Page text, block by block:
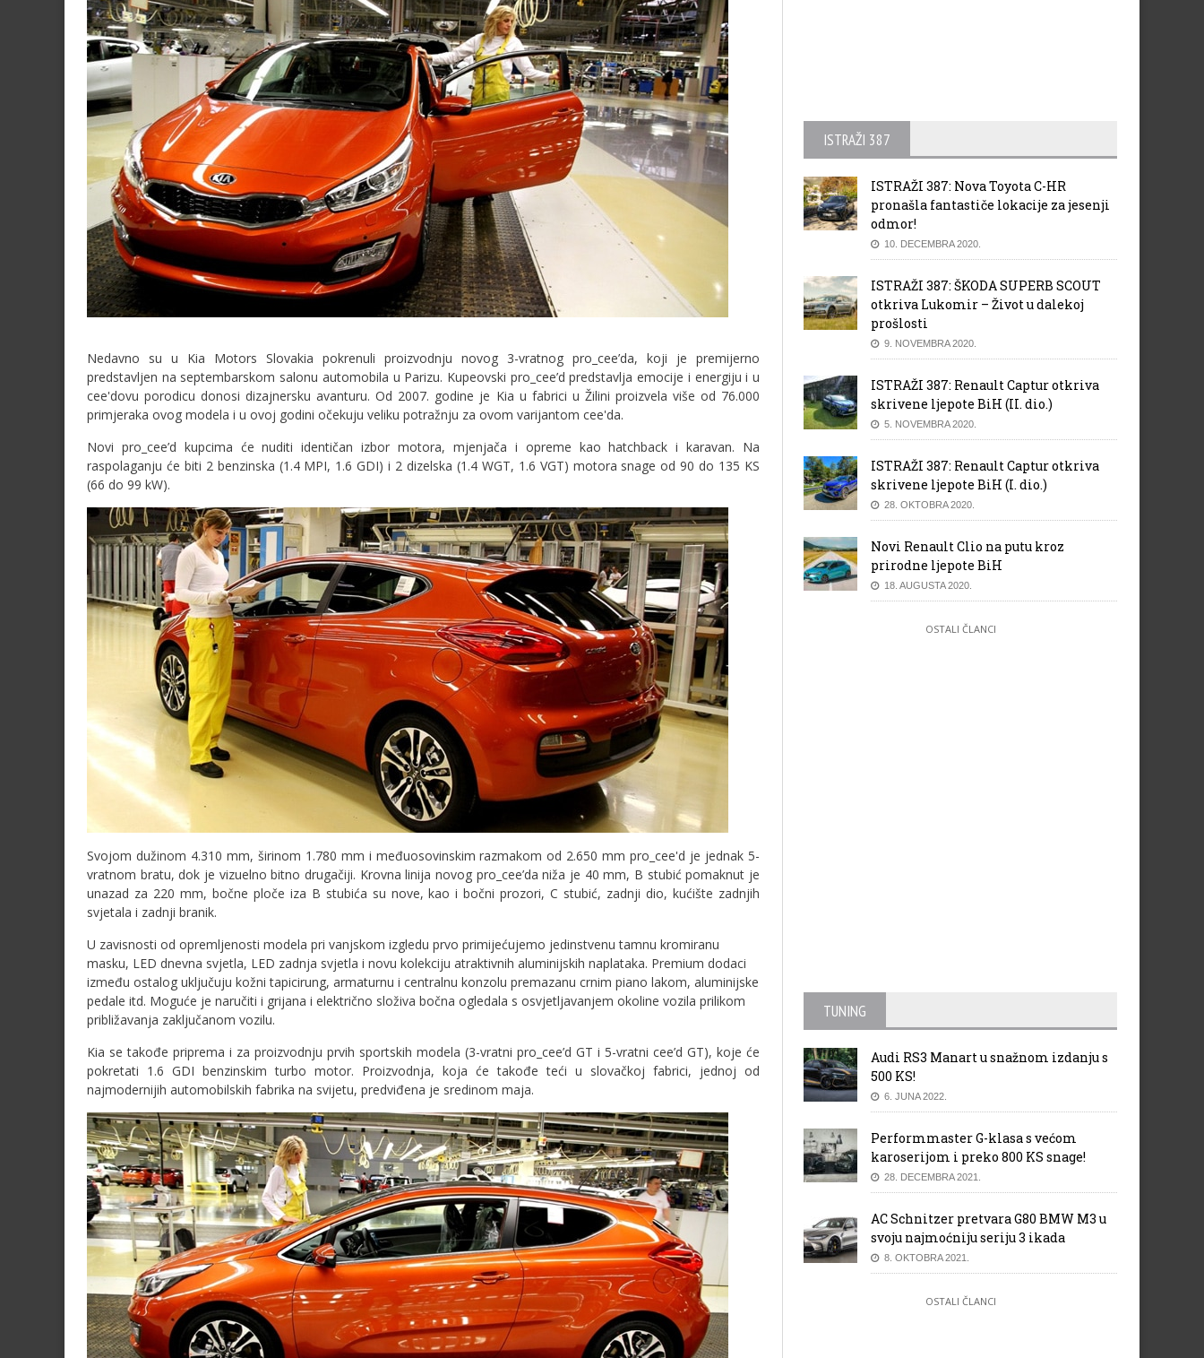
Nedavno su u Kia Motors Slovakia pokrenuli proizvodnju novog 3-vratnog pro_cee’da, koji je premijerno
predstavljen na septembarskom salonu automobila u Parizu. Kupeovski pro_cee’d predstavlja emocije i energiju i u
cee'dovu porodicu donosi dizajnersku avanturu. Od 2007. godine je Kia u fabrici u Žilini proizvela više od 76.000
primjeraka ovog modela i u ovoj godini očekuju veliku potražnju za ovom varijantom cee'da.
Novi pro_cee’d kupcima će nuditi identičan izbor motora, mjenjača i opreme kao hatchback i karavan. Na
raspolaganju će biti 2 benzinska (1.4 MPI, 1.6 GDI) i 2 dizelska (1.4 WGT, 1.6 VGT) motora snage od 90 do 135 KS
(66 do 99 kW).
Svojom dužinom 4.310 mm, širinom 1.780 mm i međuosovinskim razmakom od 2.650 mm pro_cee'd je jednak 5-
vratnom bratu, dok je vizuelno bitno drugačiji. Krovna linija novog pro_cee’da niža je 40 mm, B stubić pomaknut je
unazad za 220 mm, bočne ploče iza B stubića su nove, kao i bočni prozori, C stubić, zadnji dio, kućište zadnjih
svjetala i zadnji branik.
U zavisnosti od opremljenosti modela pri vanjskom izgledu prvo primijećujemo jedinstvenu tamnu kromiranu
masku, LED dnevna svjetla, LED zadnja svjetla i novu kolekciju atraktivnih aluminijskih naplataka. Premium dodaci
između ostalog uključuju kožni tapicirung, armaturnu i centralnu konzolu premazanu crnim piano lakom, aluminijske
pedale itd. Moguće je naručiti i grijana i električno složiva bočna ogledala s osvjetljavanjem okoline vozila prilikom
približavanja zaključanom vozilu.
Kia se takođe priprema i za proizvodnju prvih sportskih modela (3-vratni pro_cee’d GT i 5-vratni cee’d GT), koje će
pokretati 1.6 GDI benzinskim turbo motor. Proizvodnja, koja će takođe teći u slovačkoj fabrici, jednoj od
najmodernijih automobilskih fabrika na svijetu, predviđena je sredinom maja.
ISTRAŽI 387
ISTRAŽI 387: Nova Toyota C-HR
pronašla fantastiče lokacije za jesenji
odmor!
10. DECEMBRA 2020.
ISTRAŽI 387: ŠKODA SUPERB SCOUT
otkriva Lukomir – Život u dalekoj
prošlosti
9. NOVEMBRA 2020.
ISTRAŽI 387: Renault Captur otkriva
skrivene ljepote BiH (II. dio.)
5. NOVEMBRA 2020.
ISTRAŽI 387: Renault Captur otkriva
skrivene ljepote BiH (I. dio.)
28. OKTOBRA 2020.
Novi Renault Clio na putu kroz
prirodne ljepote BiH
18. AUGUSTA 2020.
OSTALI ČLANCI
TUNING
Audi RS3 Manart u snažnom izdanju s
500 KS!
6. JUNA 2022.
Performmaster G-klasa s većom
karoserijom i preko 800 KS snage!
28. DECEMBRA 2021.
AC Schnitzer pretvara G80 BMW M3 u
svoju najmoćniju seriju 3 ikada
8. OKTOBRA 2021.
OSTALI ČLANCI